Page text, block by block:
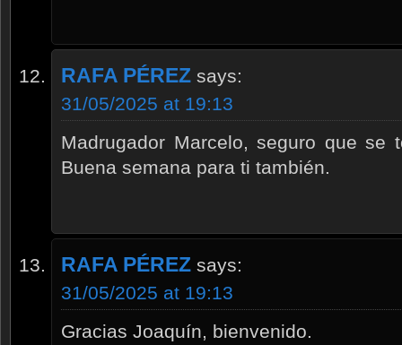
RAFA PÉREZ says:
31/05/2025 at 19:13
Madrugador Marcelo, seguro que se
Buena semana para ti también.
RAFA PÉREZ says:
31/05/2025 at 19:13
Gracias Joaquín, bienvenido.